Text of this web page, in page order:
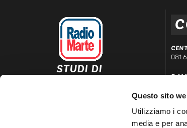
Questo sito
Utilizziamo i
media e per
STUDI DI
Via Comunale Tavernola, 166/b
081
E-
339